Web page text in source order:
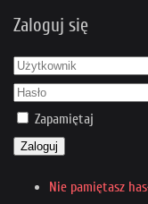
Zaloguj się
Zapamiętaj
Zaloguj
Nie pamiętasz